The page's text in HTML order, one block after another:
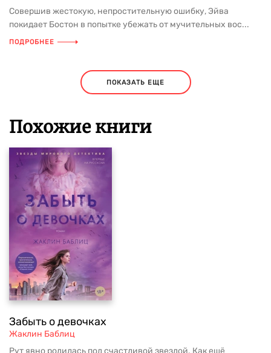
Совершив жестокую, непростительную ошибку, Эйва
покидает Бостон в попытке убежать от мучительных вос...
ПОДРОБНЕЕ
ПОКАЗАТЬ ЕЩЕ
Похожие книги
Забыть о девочках
Жаклин Баблиц
Рут явно родилась под счастливой звездой. Как ещё